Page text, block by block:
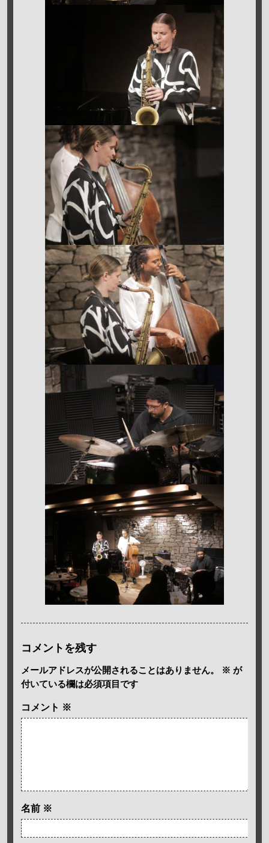
コメントを残す
メールアドレスが公開されることはありません。 ※ が
付いている欄は必須項目です
コメント ※
名前 ※